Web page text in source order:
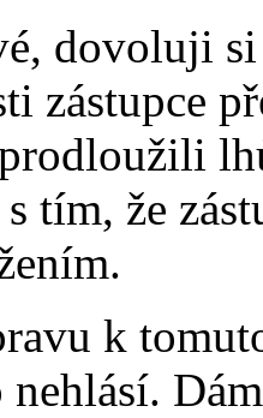
dovoluji
zástupce
tím, že
k